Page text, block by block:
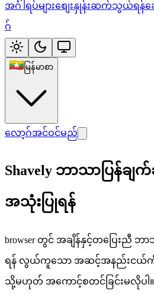
အင်္ဂါရပ်များစျေးနှုန်းဆက်သွယ်ရန်ဆ
ဂ်
မြန်မာစာ
လော့ဂ်အင်ဝင်မည်
Shavely ဘာသာပြန်ခ
အသုံးပြုရန်
browser တွင် အချိန်နှင့်တပြေးညီ ဘ
ရန် လွယ်ကူသော အဆင့်အနည်းငယ်ကို
သို့မဟုတ် အကောင့်စတင်ခြင်းမလိုပါ။